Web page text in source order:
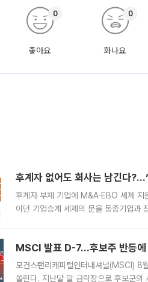
좋아요
0
화나요
0
후계자 없어도 회사는 남긴다
후계자 부재 기업에 M&A·EBO 세제 지
이던 기업승계 세제의 문을 동종기업과
MSCI 발표 D-7…후보주 반등에
모건스탠리캐피털인터내셔널(MSCI) 8
쏠린다. 지난달 말 급락장으로 후보군의